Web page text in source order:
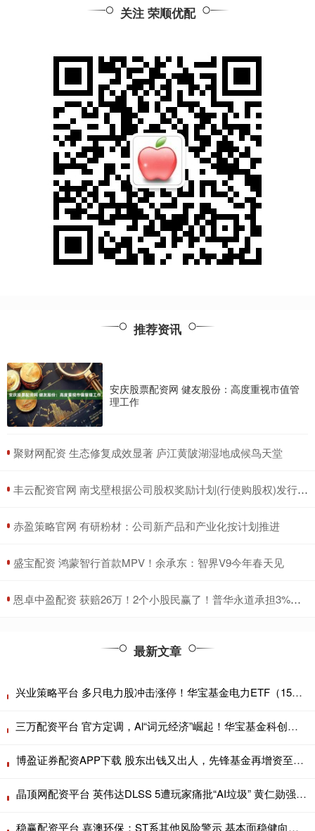
关注 荣顺优配
推荐资讯
安庆股票配资网 健友股份：高度重视市值管
理工作
​聚财网配资 生态修复成效显著 庐江黄陂湖湿地成候鸟天堂
​丰云配资官网 南戈壁根据公司股权奖励计划(行使购股权)发行15万股股份
​赤盈策略官网 有研粉材：公司新产品和产业化按计划推进
​盛宝配资 鸿蒙智行首款MPV！余承东：智界V9今年春天见
​恩卓中盈配资 获赔26万！2个小股民赢了！普华永道承担3%连带赔偿责任
最新文章
兴业策略平台 多只电力股冲击涨停！华宝基金电力ETF（159146）再涨超2%直逼前高！资金连续加码
三万配资平台 官方定调，Al“词元经济”崛起！华宝基金科创人工智能ETF（589520）连续两日涨超2%，拉响反攻号角！
博盈证券配资APP下载 股东出钱又出人，先锋基金再增资至2.5亿元，小微公募自救难在哪？
晶顶网配资平台 英伟达DLSS 5遭玩家痛批“AI垃圾” 黄仁勋强势回怼“他们完全错了”
稳赢配资平台 嘉澳环保：ST系其他风险警示 基本面稳健向好摘牌路径清晰